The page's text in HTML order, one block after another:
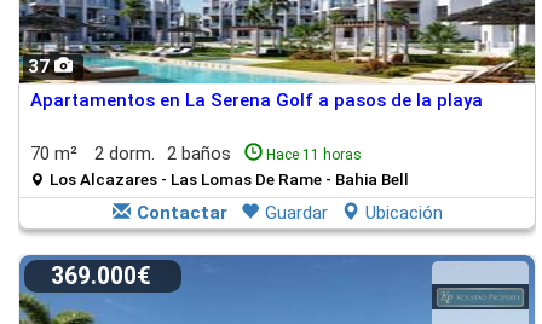
37
Apartamentos en La Serena Golf a pasos de la playa
70 m² 2 dorm. 2 baños Hace 11 horas
Los Alcazares - Las Lomas De Rame - Bahia Bell
Contactar Guardar Ubicación
369.000€